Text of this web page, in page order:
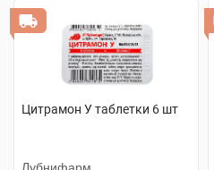
Цитрамон У таблетки 6 шт